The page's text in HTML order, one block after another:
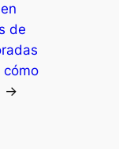
de
cómo
→